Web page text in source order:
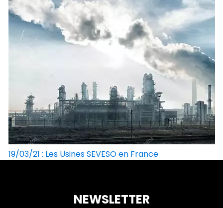
19/03/21 : Les Usines SEVESO en France
NEWSLETTER